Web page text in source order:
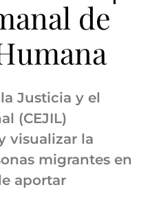
de
Justicia y el
(CEJIL)
visualizar la
migrantes en
aportar